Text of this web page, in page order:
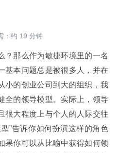
：约 19 分钟
？那么作为敏捷环境里的一名
基本问题总是被很多人，并在
小的创业公司到大的组织，我
全的领导模型。实际上，领导
很大程度上与个人的人际交往
”告诉你如何扮演这样的角色
果你可以从比喻中获得如何领